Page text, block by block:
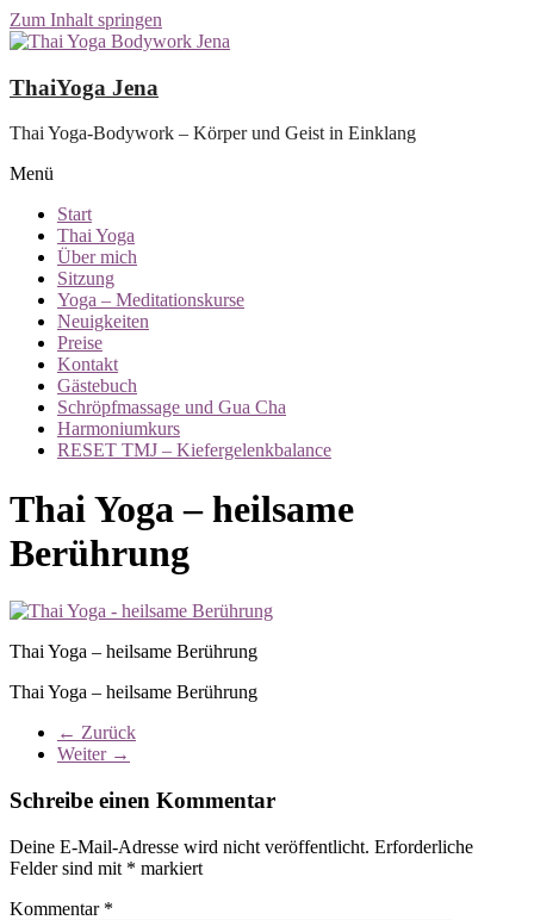
Zum Inhalt springen
ThaiYoga Jena
Thai Yoga-Bodywork – Körper und Geist in Einklang
Menü
Start
Thai Yoga
Über mich
Sitzung
Yoga – Meditationskurse
Neuigkeiten
Preise
Kontakt
Gästebuch
Schröpfmassage und Gua Cha
Harmoniumkurs
RESET TMJ – Kiefergelenkbalance
Thai Yoga – heilsame
Berührung
Thai Yoga – heilsame Berührung
Thai Yoga – heilsame Berührung
← Zurück
Weiter →
Schreibe einen Kommentar
Deine E-Mail-Adresse wird nicht veröffentlicht. Erforderliche
Felder sind mit * markiert
Kommentar *